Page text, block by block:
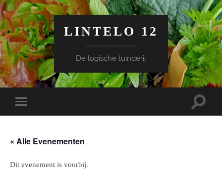
LINTELO 12
De logische tuinderij
mobiel
Toggle
« Alle Evenementen
Dit evenement is voorbij.